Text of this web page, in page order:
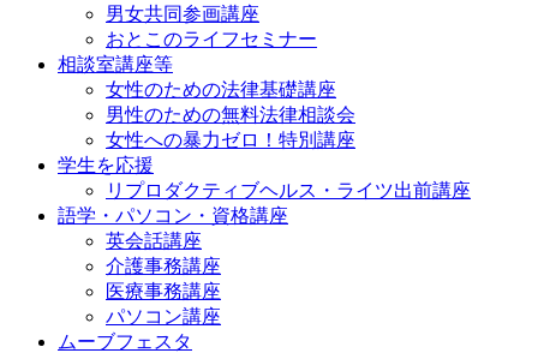
男女共同参画講座
おとこのライフセミナー
相談室講座等
女性のための法律基礎講座
男性のための無料法律相談会
女性への暴力ゼロ！特別講座
学生を応援
リプロダクティブヘルス・ライツ出前講座
語学・パソコン・資格講座
英会話講座
介護事務講座
医療事務講座
パソコン講座
ムーブフェスタ